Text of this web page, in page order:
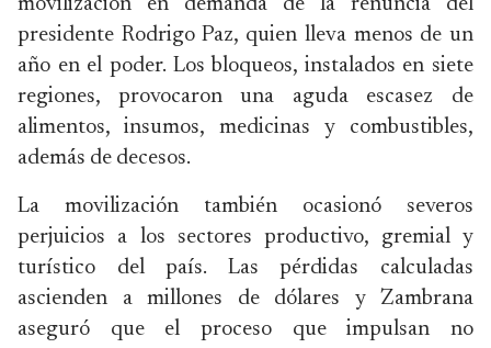
movilización en demanda de la renuncia del
presidente Rodrigo Paz, quien lleva menos de un
año en el poder. Los bloqueos, instalados en siete
regiones, provocaron una aguda escasez de
alimentos, insumos, medicinas y combustibles,
además de decesos.
La movilización también ocasionó severos
perjuicios a los sectores productivo, gremial y
turístico del país. Las pérdidas calculadas
ascienden a millones de dólares y Zambrana
aseguró que el proceso que impulsan no